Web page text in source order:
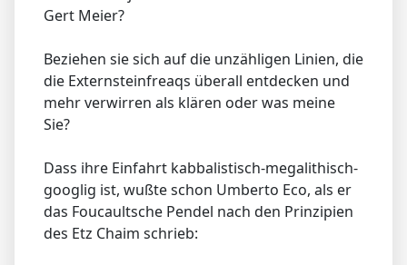
Gert Meier?
Beziehen sie sich auf die unzähligen Linien, die
die Externsteinfreaqs überall entdecken und
mehr verwirren als klären oder was meine
Sie?
Dass ihre Einfahrt kabbalistisch-megalithisch-
googlig ist, wußte schon Umberto Eco, als er
das Foucaultsche Pendel nach den Prinzipien
des Etz Chaim schrieb: